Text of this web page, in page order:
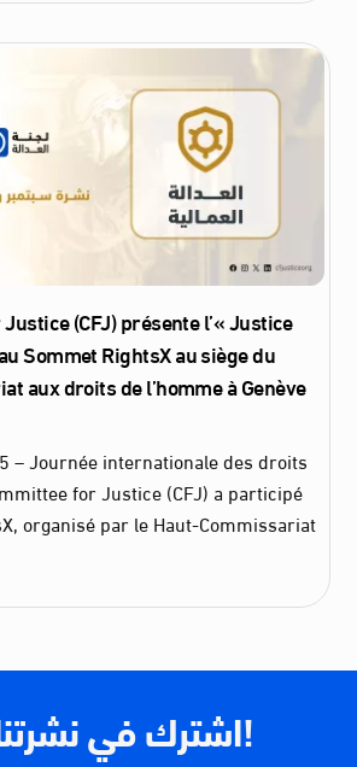
(CFJ) présente l’« Justice
Sommet RightsX au siège du
aux droits de l’homme à Genève
– Journée internationale des droits
for Justice (CFJ) a participé
organisé par le Haut-Commissariat
اشترك في نشرتنا الإخبارية!